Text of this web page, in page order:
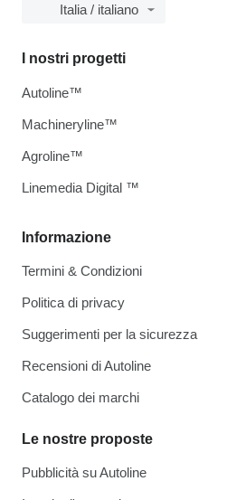
Italia / italiano
Informazione
Termini & Condizioni
Politica di privacy
Suggerimenti per la sicurezza
Recensioni di Autoline
Catalogo dei marchi
Le nostre proposte
Pubblicità su Autoline
I nostri progetti
Autoline™
Machineryline™
Agroline™
Linemedia Digital ™